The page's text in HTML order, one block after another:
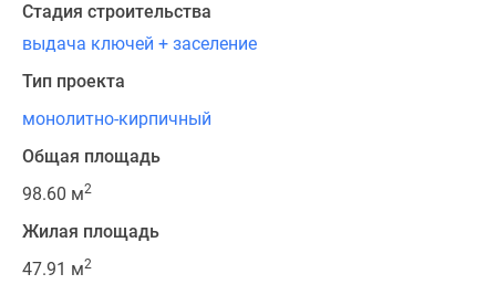
Стадия строительства
выдача ключей + заселение
Тип проекта
монолитно-кирпичный
Общая площадь
98.60 м2
Жилая площадь
47.91 м2